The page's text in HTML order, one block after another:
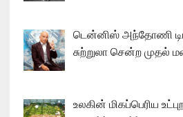
டென்னிஸ் அந்தோணி
சுற்றுலா சென்ற முதல்
உலகின் மிகப்பெரிய